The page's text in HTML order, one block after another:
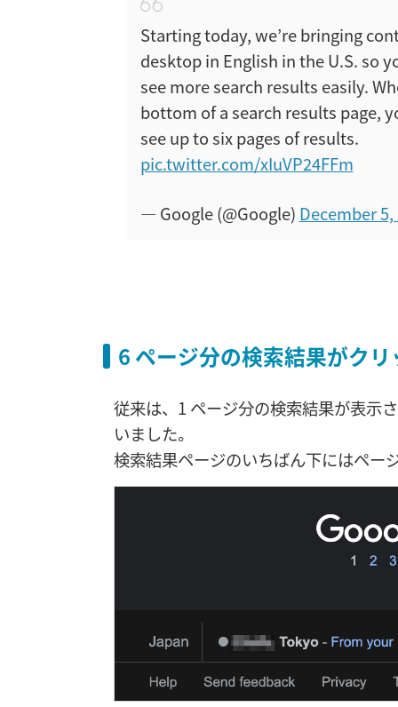
Starting today, we’re bringing
desktop in English in the U.S. so
see more search results easily.
bottom of a search results page,
see up to six pages of results.
pic.twitter.com/xIuVP24FFm
— Google (@Google) December 5,
6 ページ分の検索結果がク
従来は、1 ページ分の検索結果が表示
いました。
検索結果ページのいちばん下にはペー